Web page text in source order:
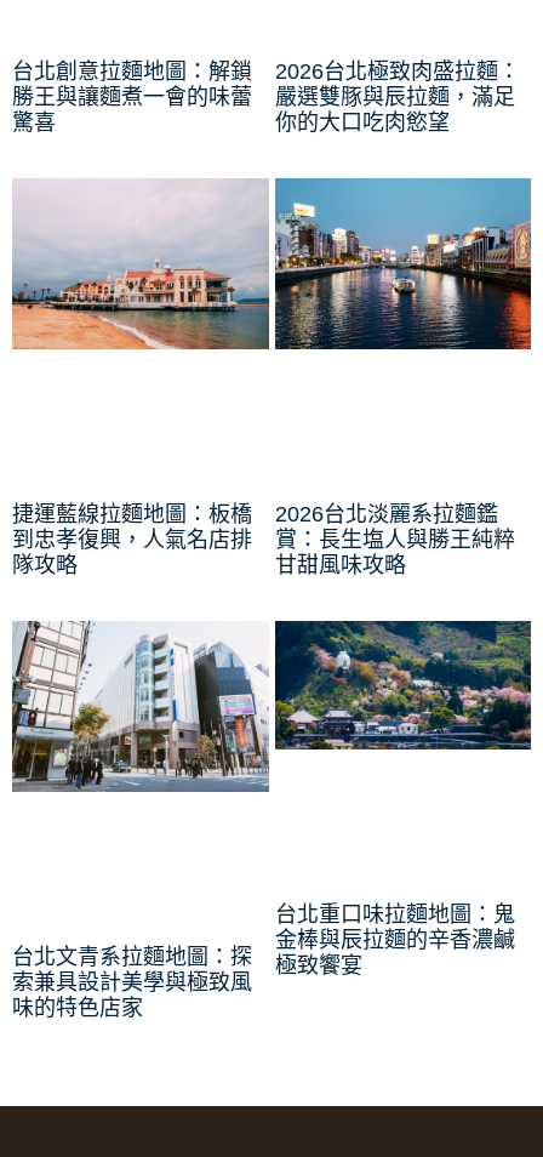
台北創意拉麵地圖：解鎖
勝王與讓麵煮一會的味蕾
驚喜
2026台北極致肉盛拉麵：
嚴選雙豚與辰拉麵，滿足
你的大口吃肉慾望
捷運藍線拉麵地圖：板橋
到忠孝復興，人氣名店排
隊攻略
2026台北淡麗系拉麵鑑
賞：長生塩人與勝王純粹
甘甜風味攻略
台北文青系拉麵地圖：探
索兼具設計美學與極致風
味的特色店家
台北重口味拉麵地圖：鬼
金棒與辰拉麵的辛香濃鹹
極致饗宴